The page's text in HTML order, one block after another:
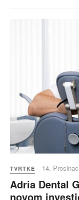
TVRTKE 14.
Adria Dental
novom